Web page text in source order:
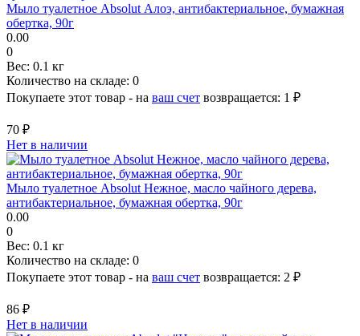
Мыло туалетное Absolut Алоэ, антибактериальное, бумажная
обертка, 90г
0.00
0
Вес: 0.1 кг
Количество на складе: 0
Покупаете этот товар - на ваш счет возвращается: 1 ₽
70 ₽
Нет в наличии
Мыло туалетное Absolut Нежное, масло чайного дерева,
антибактериальное, бумажная обертка, 90г
0.00
0
Вес: 0.1 кг
Количество на складе: 0
Покупаете этот товар - на ваш счет возвращается: 2 ₽
86 ₽
Нет в наличии